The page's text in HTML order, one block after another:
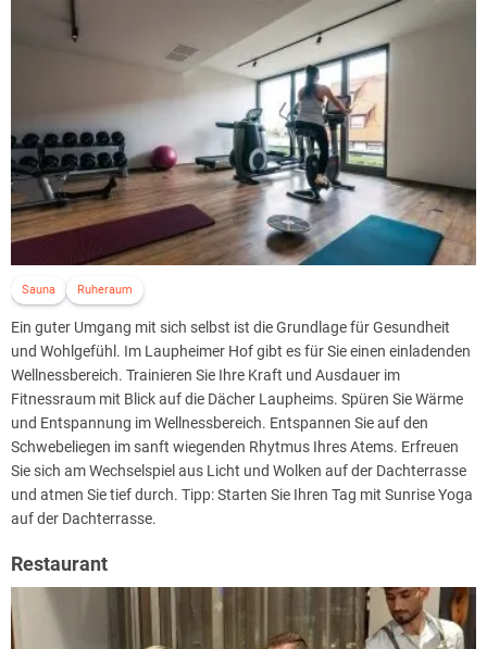
Sauna Ruheraum
Ein guter Umgang mit sich selbst ist die Grundlage für Gesundheit
und Wohlgefühl. Im Laupheimer Hof gibt es für Sie einen einladenden
Wellnessbereich. Trainieren Sie Ihre Kraft und Ausdauer im
Fitnessraum mit Blick auf die Dächer Laupheims. Spüren Sie Wärme
und Entspannung im Wellnessbereich. Entspannen Sie auf den
Schwebeliegen im sanft wiegenden Rhytmus Ihres Atems. Erfreuen
Sie sich am Wechselspiel aus Licht und Wolken auf der Dachterrasse
und atmen Sie tief durch. Tipp: Starten Sie Ihren Tag mit Sunrise Yoga
auf der Dachterrasse.
Restaurant